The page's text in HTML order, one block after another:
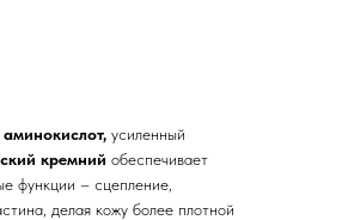
усиленный
кремний обеспечивает
функции – сцепление,
делая кожу более плотной